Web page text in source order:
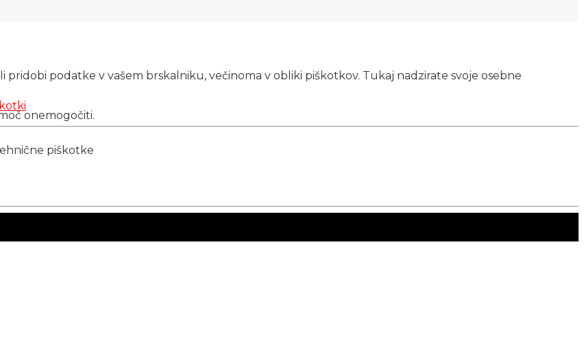
podatke v vašem brskalniku, večinoma v obliki piškotkov. Tukaj nadzirate svoje osebne
onemogočiti.
piškotke